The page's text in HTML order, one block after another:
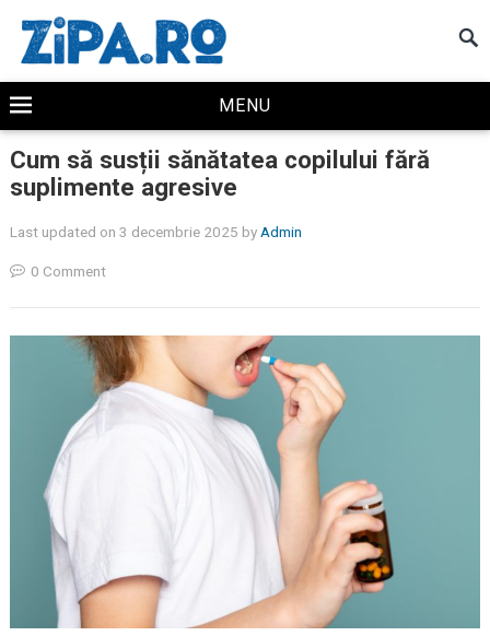
MENU
Cum să susții sănătatea copilului fără
suplimente agresive
Last updated on 3 decembrie 2025 by Admin
0 Comment